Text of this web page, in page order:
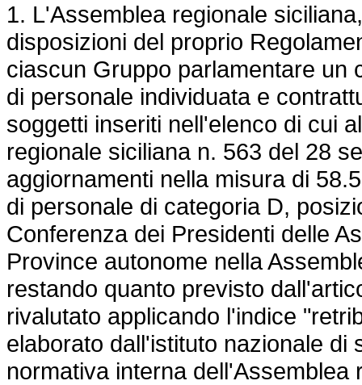
1. L'Assemblea regionale
disposizioni del proprio
ciascun Gruppo parlamentare un
di personale individuata e
soggetti inseriti nell'elenco di cui
regionale siciliana n. 563 del 28
aggiornamenti nella misura di
di personale di categoria D,
Conferenza dei Presidenti delle
Province autonome nella
restando quanto previsto
rivalutato applicando l'indice
elaborato dall'istituto nazionale di
normativa interna